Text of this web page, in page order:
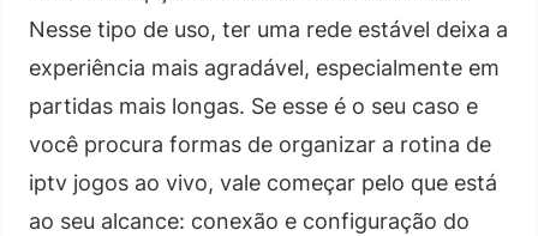
Nesse tipo de uso, ter uma rede estável deixa a
experiência mais agradável, especialmente em
partidas mais longas. Se esse é o seu caso e
você procura formas de organizar a rotina de
iptv jogos ao vivo, vale começar pelo que está
ao seu alcance: conexão e configuração do